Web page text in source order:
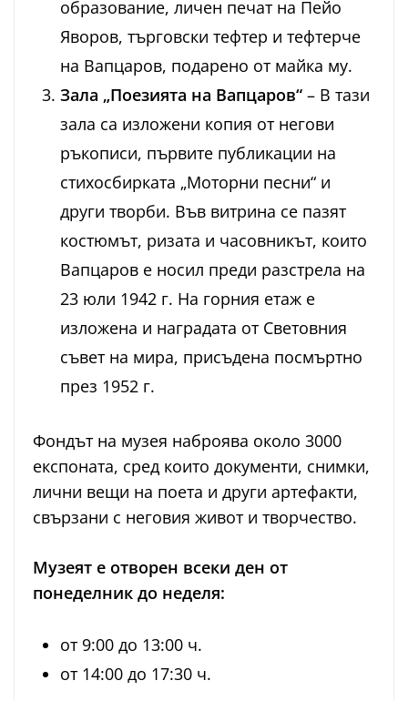
образование, личен печат на Пейо
Яворов, търговски тефтер и тефтерче
на Вапцаров, подарено от майка му.
Зала „Поезията на Вапцаров“ – В тази
зала са изложени копия от негови
ръкописи, първите публикации на
стихосбирката „Моторни песни“ и
други творби. Във витрина се пазят
костюмът, ризата и часовникът, които
Вапцаров е носил преди разстрела на
23 юли 1942 г. На горния етаж е
изложена и наградата от Световния
съвет на мира, присъдена посмъртно
през 1952 г.
Фондът на музея наброява около 3000
експоната, сред които документи, снимки,
лични вещи на поета и други артефакти,
свързани с неговия живот и творчество.
Музеят е отворен всеки ден от
понеделник до неделя:
от 9:00 до 13:00 ч.
от 14:00 до 17:30 ч.